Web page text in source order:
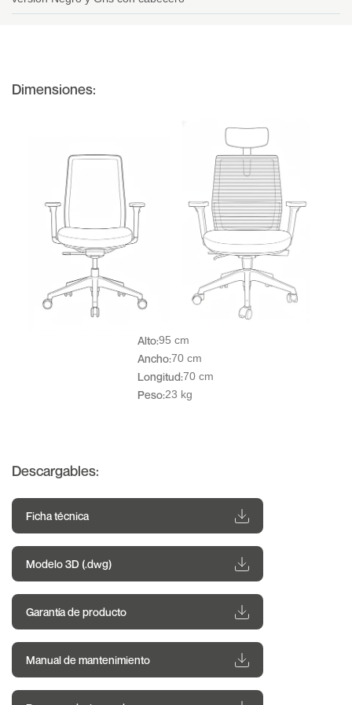
Dimensiones:
Alto:95 cm
Ancho:70 cm
Longitud:70 cm
Peso:23 kg
Descargables:
Ficha técnica
Modelo 3D (.dwg)
Garantía de producto
Manual de mantenimiento